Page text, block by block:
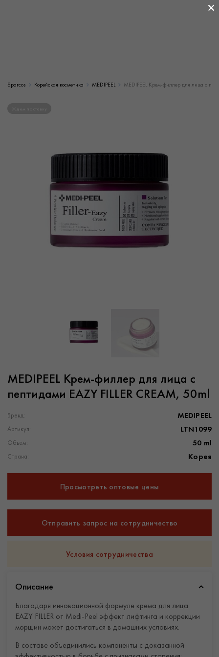
Sparcos Корейская косметика MEDIPEEL MEDIPEEL Крем-филлер для лица с
MEDIPEEL Крем-филлер для лица с
пептидами EAZY FILLER CREAM, 50ml
Бренд: MEDIPEEL
Артикул: LTN1099
Объем: 50 ml
Страна: Корея
Просмотреть оптовые цены
Отправить запрос на сотрудничество
Условия сотрудничества
Описание
Благодаря инновационной формуле крема для лица
EAZY FILLER от Medi-Peel эффект лифтинга и коррекции
морщин может достигаться в домашних условиях.
В составе объединились компоненты с доказанной
×